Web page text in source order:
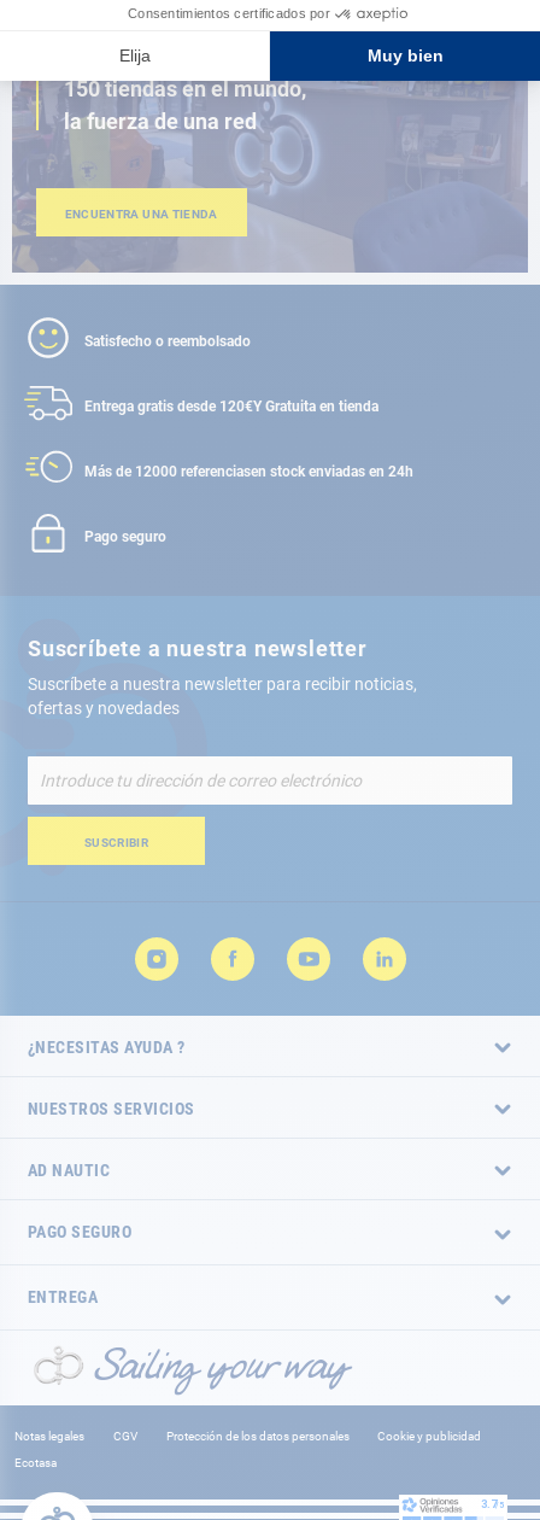
CERCA DE TI
150 tiendas en el mundo,
la fuerza de una red
ENCUENTRA UNA TIENDA
Satisfecho o reembolsado
Entrega gratis desde 120€Y Gratuita en tienda
Más de 12000 referenciasen stock enviadas en 24h
Pago seguro
Suscríbete a nuestra newsletter
Suscríbete a nuestra newsletter para recibir noticias,
ofertas y novedades
nuestro
de
SUSCRIBIR
¿NECESITAS AYUDA ?
NUESTROS SERVICIOS
AD NAUTIC
PAGO SEGURO
ENTREGA
Notas legales CGV Protección de los datos personales
Cookie y publicidad
Ecotasa